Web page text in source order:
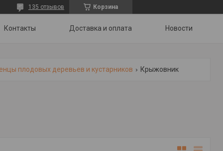
Корзина
135 отзывов
Контакты Доставка и оплата Новости
плодовых деревьев и кустарников Крыжовник